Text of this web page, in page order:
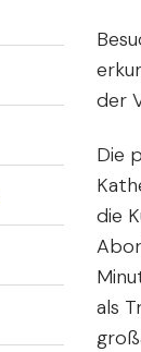
der
Die
die
als